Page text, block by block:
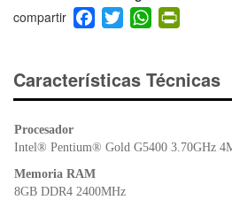
F
a
e
b
o
k
T
wi
er
W
h
s
A
p
ri
e
dl
Características Técnicas
Procesador
Intel® Pentium® Gold G5400 3.70GHz
Memoria RAM
8GB DDR4 2400MHz